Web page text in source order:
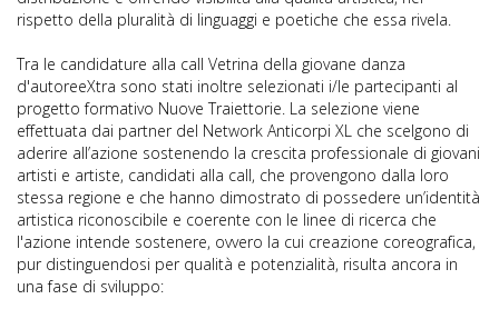
rispetto della pluralità di linguaggi e poetiche che essa rivela.
Tra le candidature alla call Vetrina della giovane danza
d'autoreeXtra sono stati inoltre selezionati i/le partecipanti al
progetto formativo Nuove Traiettorie. La selezione viene
effettuata dai partner del Network Anticorpi XL che scelgono di
aderire all’azione sostenendo la crescita professionale di giovani
artisti e artiste, candidati alla call, che provengono dalla loro
stessa regione e che hanno dimostrato di possedere un’identità
artistica riconoscibile e coerente con le linee di ricerca che
l'azione intende sostenere, ovvero la cui creazione coreografica,
pur distinguendosi per qualità e potenzialità, risulta ancora in
una fase di sviluppo: